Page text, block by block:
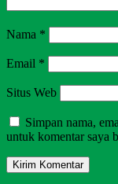
Nama *
Email *
Situs Web
Simpan nama,
untuk komentar saya